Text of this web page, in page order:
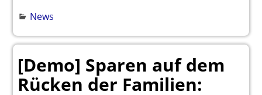
News
[Demo] Sparen auf dem
Rücken der Familien: